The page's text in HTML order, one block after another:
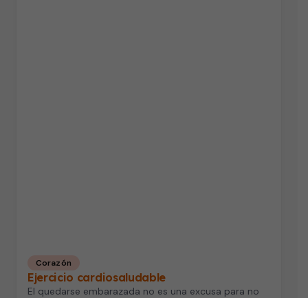
Corazón
Ejercicio cardiosaludable
El quedarse embarazada no es una excusa para no